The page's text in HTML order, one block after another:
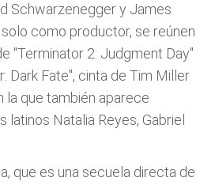
Schwarzenegger y James
como productor, se reúnen
"Terminator 2: Judgment Day"
Dark Fate", cinta de Tim Miller
la que también aparece
latinos Natalia Reyes, Gabriel
que es una secuela directa de